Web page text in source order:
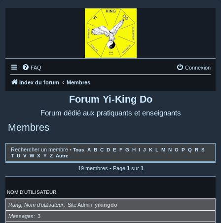
FAQ Connexion
Index du forum Membres
Forum Yi-King Do
Forum dédié aux pratiquants et enseignants
Membres
Rechercher un membre • Tous A B C D E F G H I J K L M N O P Q R S
T U V W X Y Z Autre
19 membres • Page 1 sur 1
NOM D’UTILISATEUR
Rang, Nom d’utilisateur Site Admin yikingdo
Messages
3